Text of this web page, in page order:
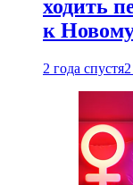
ходить
к
2 года спустя